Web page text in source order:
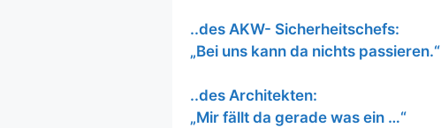
..des AKW- Sicherheitschefs:
„Bei uns kann da nichts passieren.“
..des Architekten:
„Mir fällt da gerade was ein …“